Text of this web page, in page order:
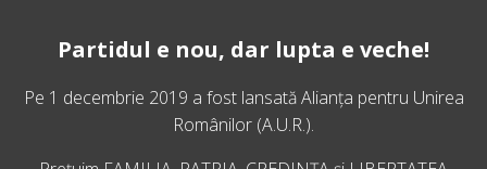
Partidul e nou, dar lupta e veche!
Pe 1 decembrie 2019 a fost lansatăAlianța pentru Unirea
Românilor (A.U.R.).